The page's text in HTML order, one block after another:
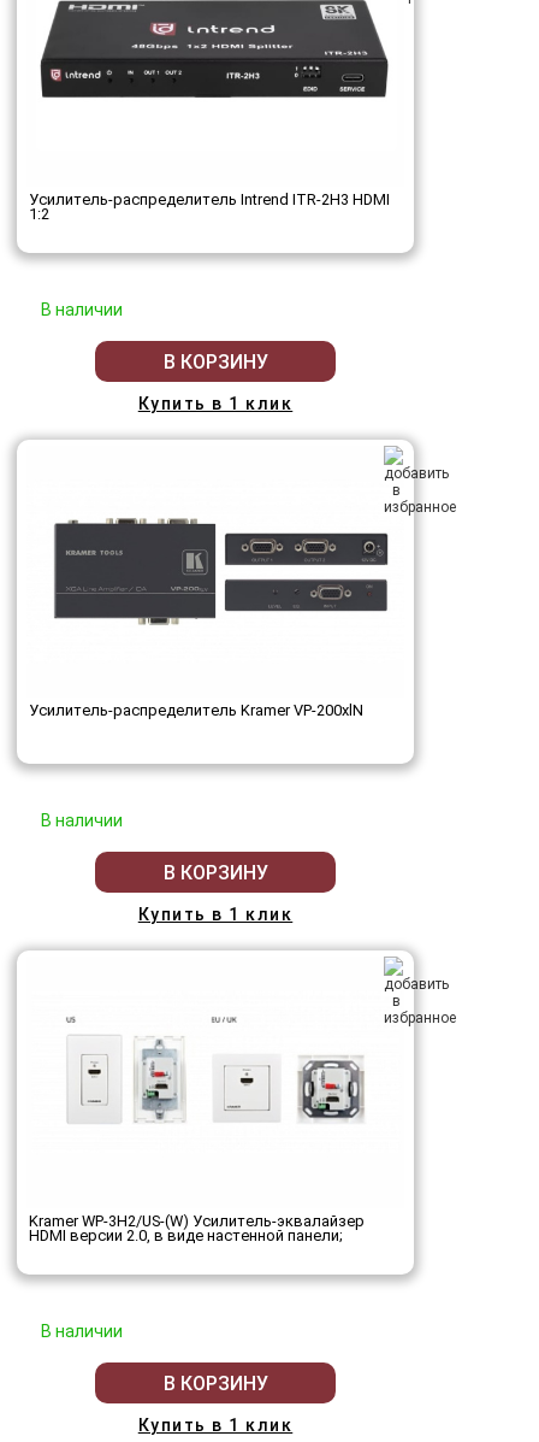
Усилитель-распределитель Intrend ITR-2H3 HDMI
1:2
В наличии
В КОРЗИНУ
Купить в 1 клик
Усилитель-распределитель Kramer VP-200xlN
В наличии
В КОРЗИНУ
Купить в 1 клик
Kramer WP-3H2/US-(W) Усилитель-эквалайзер
HDMI версии 2.0, в виде настенной панели;
В наличии
В КОРЗИНУ
Купить в 1 клик